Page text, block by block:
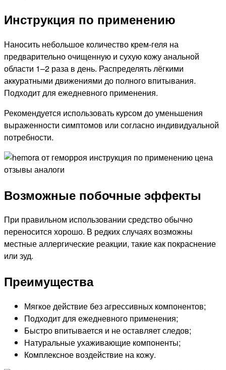
Инструкция по применению
Наносить небольшое количество крем-геля на
предварительно очищенную и сухую кожу анальной
области 1–2 раза в день. Распределять лёгкими
аккуратными движениями до полного впитывания.
Подходит для ежедневного применения.
Рекомендуется использовать курсом до уменьшения
выраженности симптомов или согласно индивидуальной
потребности.
Возможные побочные эффекты
При правильном использовании средство обычно
переносится хорошо. В редких случаях возможны
местные аллергические реакции, такие как покраснение
или зуд.
Преимущества
Мягкое действие без агрессивных компонентов;
Подходит для ежедневного применения;
Быстро впитывается и не оставляет следов;
Натуральные ухаживающие компоненты;
Комплексное воздействие на кожу.